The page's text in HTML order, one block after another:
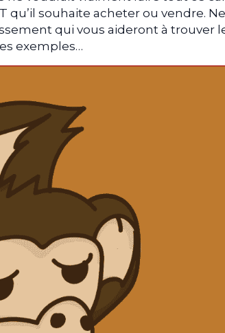
souhaite acheter ou vendre.
qui vous aideront à trouver
exemples…